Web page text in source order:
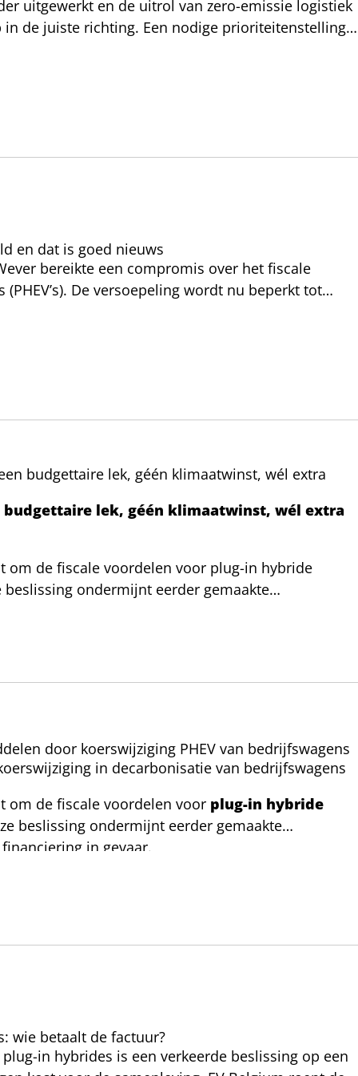
uitgewerkt en de uitrol van zero-emissie logistiek
in de juiste richting. Een nodige prioriteitenstelling
kunnen zijn. Want 100% elektrische
en dat is goed nieuws
bereikte een compromis over het fiscale
De versoepeling wordt nu beperkt tot
voorstel helemaal anders is en dat het originele
rijden de enige toekomstbestendige optie is.
budgettaire lek, géén klimaatwinst, wél extra
budgettaire lek, géén klimaatwinst, wél extra
om de fiscale voordelen voor plug-in hybride
beslissing ondermijnt eerder gemaakte
in gevaar.
door koerswijziging PHEV van bedrijfswagens
in decarbonisatie van bedrijfswagens
om de fiscale voordelen voor plug-in hybride
beslissing ondermijnt eerder gemaakte
in gevaar.
wie betaalt de factuur?
in hybrides is een verkeerde beslissing op een